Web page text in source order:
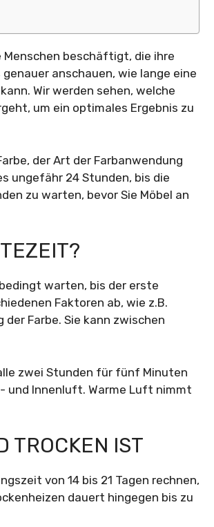
Menschen beschäftigt, die ihre
anschauen, wie lange eine
Wir werden sehen, welche
um ein optimales Ergebnis zu
der Art der Farbanwendung
ungefähr 24 Stunden, bis die
zu warten, bevor Sie Möbel an
warten, bis der erste
Faktoren ab, wie z.B.
Farbe. Sie kann zwischen
zwei Stunden für fünf Minuten
und Innenluft. Warme Luft nimmt
TROCKEN IST
von 14 bis 21 Tagen rechnen,
dauert hingegen bis zu